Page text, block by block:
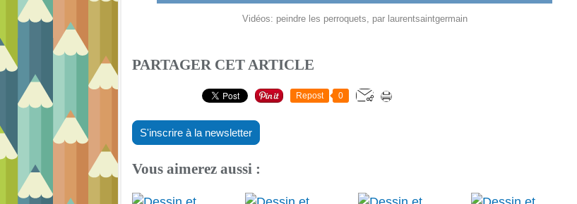
Vidéos: peindre les perroquets, par laurentsaintgermain
PARTAGER CET ARTICLE
Repost 0
S'inscrire à la newsletter
Vous aimerez aussi :